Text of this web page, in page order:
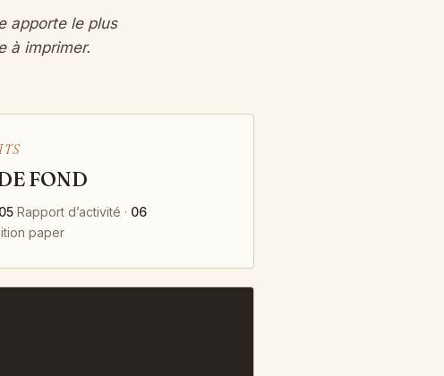
apporte le plus
à imprimer.
FOND
05 Rapport d’activité · 06
paper